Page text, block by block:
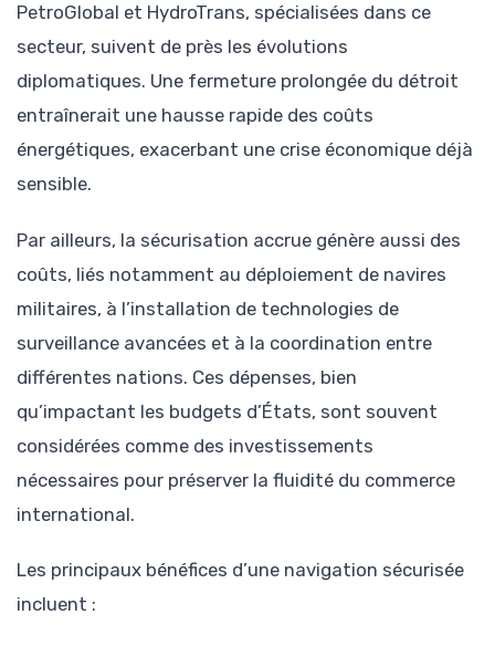
PetroGlobal et HydroTrans, spécialisées dans ce
secteur, suivent de près les évolutions
diplomatiques. Une fermeture prolongée du détroit
entraînerait une hausse rapide des coûts
énergétiques, exacerbant une crise économique déjà
sensible.
Par ailleurs, la sécurisation accrue génère aussi des
coûts, liés notamment au déploiement de navires
militaires, à l’installation de technologies de
surveillance avancées et à la coordination entre
différentes nations. Ces dépenses, bien
qu’impactant les budgets d’États, sont souvent
considérées comme des investissements
nécessaires pour préserver la fluidité du commerce
international.
Les principaux bénéfices d’une navigation sécurisée
incluent :